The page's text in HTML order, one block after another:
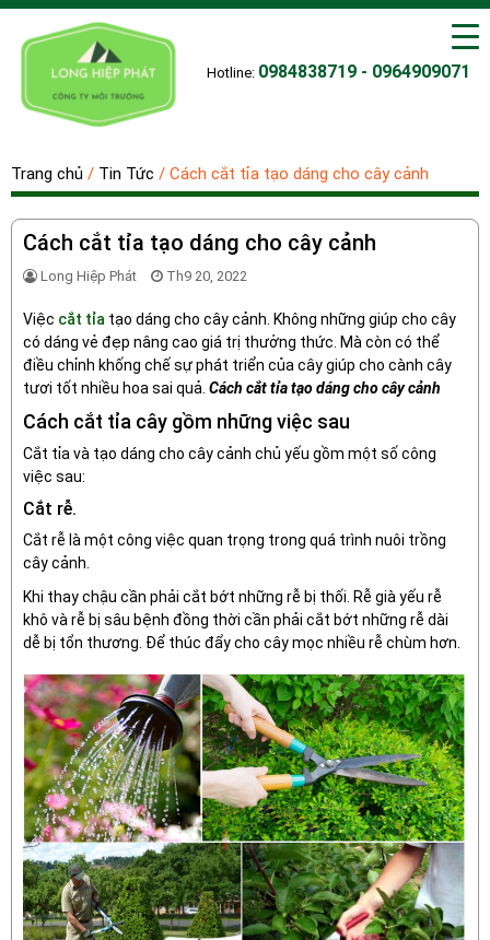
Hotline: 0984838719 - 0964909071
Trang chủ / Tin Tức / Cách cắt tỉa tạo dáng cho cây cảnh
Cách cắt tỉa tạo dáng cho cây cảnh
Long Hiệp Phát Th9 20, 2022
Việc cắt tỉa tạo dáng cho cây cảnh. Không những giúp cho cây
có dáng vẻ đẹp nâng cao giá trị thưởng thức. Mà còn có thể
điều chỉnh khống chế sự phát triển của cây giúp cho cành cây
tươi tốt nhiều hoa sai quả. Cách cắt tỉa tạo dáng cho cây cảnh
Cách cắt tỉa cây gồm những việc sau
Cắt tỉa và tạo dáng cho cây cảnh chủ yếu gồm một số công
việc sau:
Cắt rễ.
Cắt rễ là một công việc quan trọng trong quá trình nuôi trồng
cây cảnh.
Khi thay chậu cần phải cắt bớt những rễ bị thối. Rễ già yếu rễ
khô và rễ bị sâu bệnh đồng thời cần phải cắt bớt những rễ dài
dễ bị tổn thương. Để thúc đẩy cho cây mọc nhiều rễ chùm hơn.